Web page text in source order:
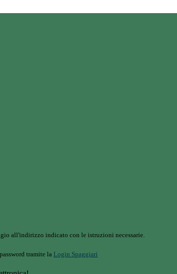
all'indirizzo indicato con le istruzioni necessarie.
tramite la Login Spaggiari